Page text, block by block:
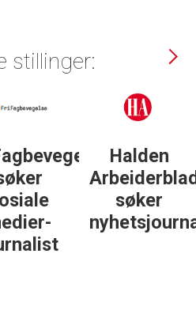
stillinger:
Halden
søker